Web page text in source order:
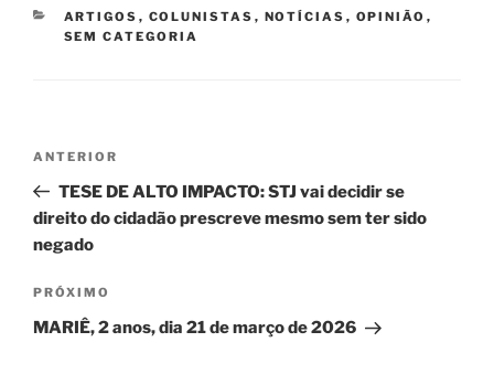
CATEGORIAS
ARTIGOS , COLUNISTAS , NOTÍCIAS , OPINIÃO ,
SEM CATEGORIA
Post
Post
anterior
ANTERIOR
TESE DE ALTO IMPACTO: STJ vai decidir se
direito do cidadão prescreve mesmo sem ter sido
negado
Próximo
post
PRÓXIMO
MARIÊ, 2 anos, dia 21 de março de 2026